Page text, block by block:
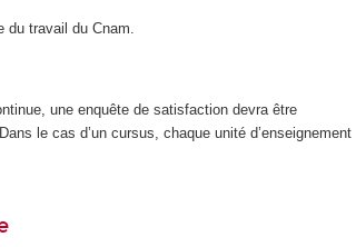
du travail du Cnam.
une enquête de satisfaction devra être
le cas d’un cursus, chaque unité d’enseignement